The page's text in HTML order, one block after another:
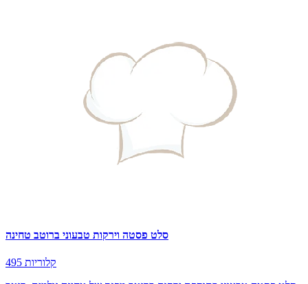
סלט פסטה וירקות טבעוני ברוטב טחינה
495 קלוריות